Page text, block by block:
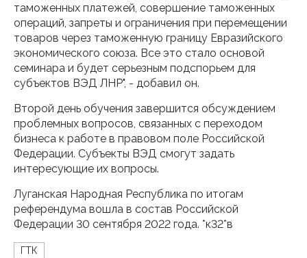
таможенных платежей, совершение таможенных
операций, запреты и ограничения при перемещении
товаров через таможенную границу Евразийского
экономического союза. Все это стало основой
семинара и будет серьезным подспорьем для
субъектов ВЭД ЛНР", - добавил он.
Второй день обучения завершится обсуждением
проблемных вопросов, связанных с переходом
бизнеса к работе в правовом поле Российской
Федерации. Субъекты ВЭД смогут задать
интересующие их вопросы.
Луганская Народная Республика по итогам
референдума вошла в состав Российской
Федерации 30 сентября 2022 года. *к32*в
ГТК